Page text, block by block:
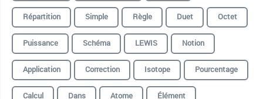
Répartition
Simple Règle Duet
Octet
Puissance
Schéma LEWIS
Notion
Application
Correction Isotope
Pourcentage
Calcul
Dans Atome
Élément